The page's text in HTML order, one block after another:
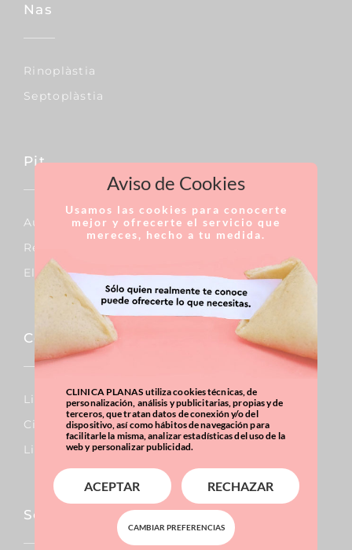
Nas
Rinoplàstia
Septoplàstia
Pit
Augment De Mames
Reducció De Mames
Elevació De Mames
Corporal
Lipo Vaser
Cirurgia De L’abdomen
Liposucció
Sobrepes i obesitat
Aviso de Cookies
Usamos las cookies para conocerte
mejor y ofrecerte el servicio que
mereces, hecho a tu medida.
CLINICA PLANAS utiliza cookies técnicas, de
personalización, análisis y publicitarias, propias y de
terceros, que tratan datos de conexión y/o del
dispositivo, así como hábitos de navegación para
facilitarle la misma, analizar estadísticas del uso de la
web y personalizar publicidad.
ACEPTAR RECHAZAR
CAMBIAR PREFERENCIAS